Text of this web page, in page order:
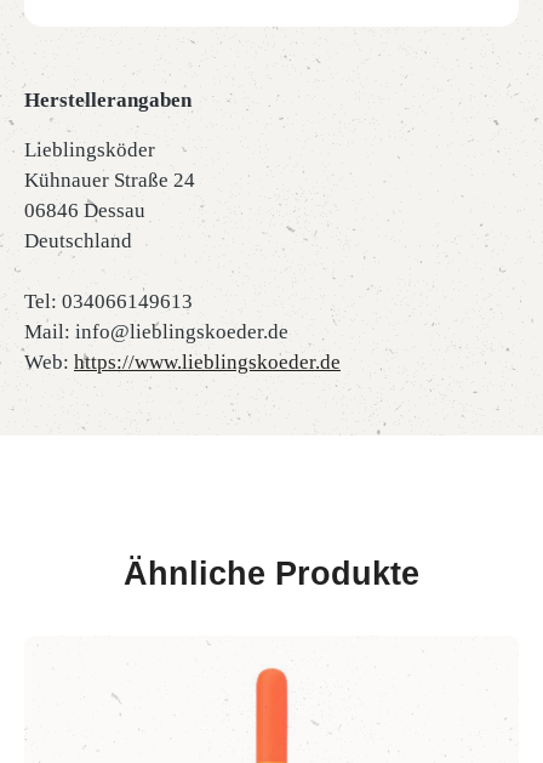
Herstellerangaben
Lieblingsköder
Kühnauer Straße 24
06846 Dessau
Deutschland
Tel: 034066149613
Mail: info@lieblingskoeder.de
Web: https://www.lieblingskoeder.de
Ähnliche Produkte
Produktgalerie überspringen